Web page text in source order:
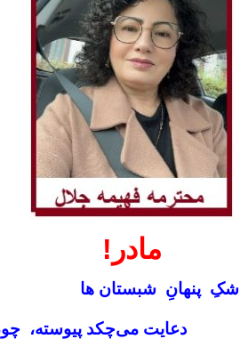
مادر!
پنهانِ شبستان‌ ها
دعایت می‌چکد پیوسته،